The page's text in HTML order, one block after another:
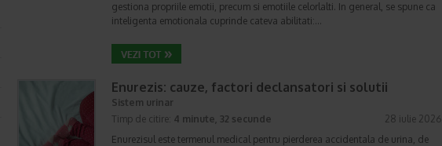
gestiona propriile emotii, precum si emotiile celorlalti. In general, se spune ca
inteligenta emotionala cuprinde cateva abilitati:…
Enurezis: cauze, factori declansatori si solutii
Sistem urinar
Timp de citire: 4 minute, 32 secunde
28 iulie 2026
Enurezisul este termenul medical pentru pierderea accidentala de urina, de